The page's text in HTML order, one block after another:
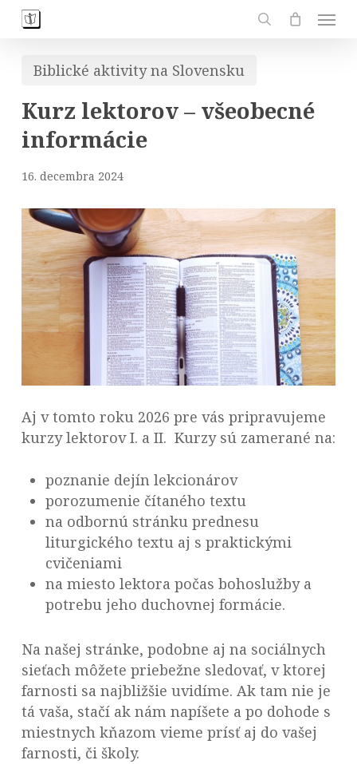
Skip
contentBiblické aktivity na Slovensku
Kurz lektorov – všeobecné
informácie
16. decembra 2024
Aj v tomto roku 2026 pre vás pripravujeme
kurzy lektorov I. a II. Kurzy sú zamerané na:
poznanie dejín lekcionárov
porozumenie čítaného textu
na odbornú stránku prednesu
liturgického textu aj s praktickými
cvičeniami
na miesto lektora počas bohoslužby a
potrebu jeho duchovnej formácie.
Na našej stránke, podobne aj na sociálnych
sieťach môžete priebežne sledovať, v ktorej
farnosti sa najbližšie uvidíme. Ak tam nie je
tá vaša, stačí ak nám napíšete a po dohode s
miestnych kňazom vieme prísť aj do vašej
farnosti, či školy.